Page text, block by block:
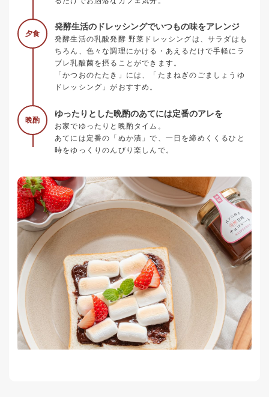
夕食
発酵生活のドレッシングでいつもの味をアレンジ
発酵生活の乳酸発酵 野菜ドレッシングは、サラダはも
ちろん、色々な調理にかける・あえるだけで手軽にラ
ブレ乳酸菌を摂ることができます。
「かつおのたたき」には、「たまねぎのごましょうゆ
ドレッシング」がおすすめ。
晩酌
ゆったりとした晩酌のあてには定番のアレを
お家でゆったりと晩酌タイム。
あてには定番の「ぬか漬」で、一日を締めくくるひと
時をゆっくりのんびり楽しんで。